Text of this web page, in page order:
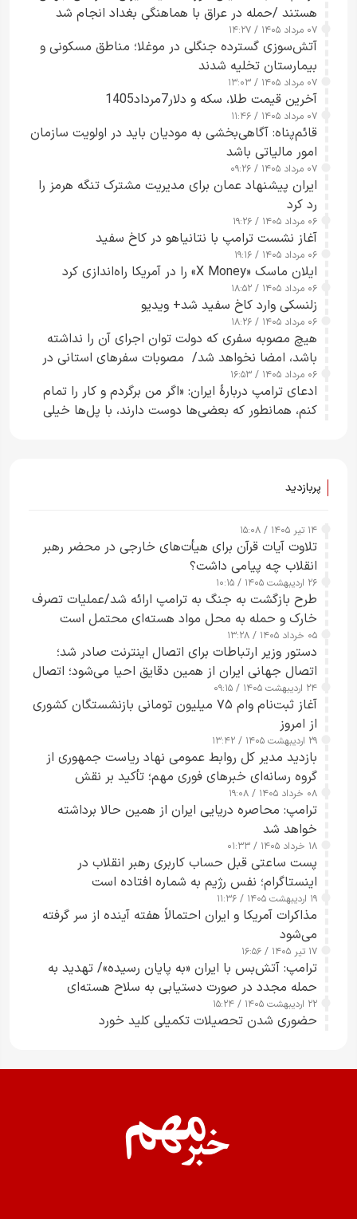
هستند /حمله در عراق با هماهنگی بغداد انجام شد
۰۷ مرداد ۱۴۰۵ / ۱۴:۲۷
آتش‌سوزی گسترده جنگلی در موغلا؛ مناطق مسکونی و
بیمارستان تخلیه شدند
۰۷ مرداد ۱۴۰۵ / ۱۳:۰۳
آخرین قیمت طلا، سکه و دلار7مرداد1405
۰۷ مرداد ۱۴۰۵ / ۱۱:۴۶
قائم‌پناه: آگاهی‌بخشی به مودیان باید در اولویت سازمان
امور مالیاتی باشد
۰۷ مرداد ۱۴۰۵ / ۰۹:۲۶
ایران پیشنهاد عمان برای مدیریت مشترک تنگه هرمز را
رد کرد
۰۶ مرداد ۱۴۰۵ / ۱۹:۲۶
آغاز نشست ترامپ با نتانیاهو در کاخ سفید
۰۶ مرداد ۱۴۰۵ / ۱۹:۱۶
ایلان ماسک «X Money» را در آمریکا راه‌اندازی کرد
۰۶ مرداد ۱۴۰۵ / ۱۸:۵۲
زلنسکی وارد کاخ سفید شد+ ویدیو
۰۶ مرداد ۱۴۰۵ / ۱۸:۲۶
هیچ مصوبه سفری که دولت توان اجرای آن را نداشته
باشد، امضا نخواهد شد/ مصوبات سفرهای استانی در
چارچوب قانون بودجه است+ عکس
۰۶ مرداد ۱۴۰۵ / ۱۶:۵۳
ادعای ترامپ دربارهٔ ایران: «اگر من برگردم و کار را تمام
کنم، همانطور که بعضی‌ها دوست دارند، با پل‌ها خیلی
پربازدید
۱۴ تیر ۱۴۰۵ / ۱۵:۰۸
تلاوت آیات قرآن برای هیأت‌های خارجی در محضر رهبر
انقلاب چه پیامی داشت؟
۲۶ اردیبهشت ۱۴۰۵ / ۱۰:۱۵
طرح‌ بازگشت به جنگ به ترامپ ارائه شد/عملیات تصرف
خارک و حمله به محل مواد هسته‌ای محتمل است
۰۵ خرداد ۱۴۰۵ / ۱۳:۲۸
دستور وزیر ارتباطات برای اتصال اینترنت صادر شد؛
اتصال جهانی ایران از همین دقایق احیا می‌شود؛ اتصال
کامل مردم تا ۲۴ ساعت آینده
۲۴ اردیبهشت ۱۴۰۵ / ۰۹:۱۵
آغاز ثبت‌نام وام ۷۵ میلیون تومانی بازنشستگان کشوری
از امروز
۲۹ اردیبهشت ۱۴۰۵ / ۱۳:۴۲
بازدید مدیر کل روابط عمومی نهاد ریاست جمهوری از
گروه رسانه‌ای خبرهای فوری مهم؛ تأکید بر نقش
رسانه‌های هوشمند و مسئول در ارتقای آگاهی عمومی
۰۸ خرداد ۱۴۰۵ / ۱۹:۰۸
ترامپ: محاصره دریایی ایران از همین حالا برداشته
خواهد شد
۱۸ خرداد ۱۴۰۵ / ۰۱:۳۳
پست ساعتی قبل حساب کاربری رهبر انقلاب در
اینستاگرام؛ نفس رژیم به شماره افتاده است​
۱۹ اردیبهشت ۱۴۰۵ / ۱۱:۳۶
مذاکرات آمریکا و ایران احتمالاً هفته آینده از سر گرفته
می‌شود
۱۷ تیر ۱۴۰۵ / ۱۶:۵۶
ترامپ: آتش‌بس با ایران «به پایان رسیده»/ تهدید به
حمله مجدد در صورت دستیابی به سلاح هسته‌ای
۲۲ اردیبهشت ۱۴۰۵ / ۱۵:۲۴
حضوری شدن تحصیلات تکمیلی کلید خورد